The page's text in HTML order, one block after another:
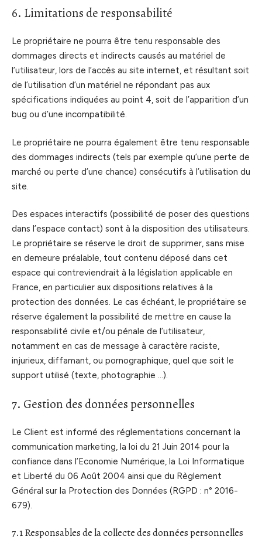
6. Limitations de responsabilité
Le propriétaire ne pourra être tenu responsable des
dommages directs et indirects causés au matériel de
l’utilisateur, lors de l’accès au site internet, et résultant soit
de l’utilisation d’un matériel ne répondant pas aux
spécifications indiquées au point 4, soit de l’apparition d’un
bug ou d’une incompatibilité.
Le propriétaire ne pourra également être tenu responsable
des dommages indirects (tels par exemple qu’une perte de
marché ou perte d’une chance) consécutifs à l’utilisation du
site.
Des espaces interactifs (possibilité de poser des questions
dans l’espace contact) sont à la disposition des utilisateurs.
Le propriétaire se réserve le droit de supprimer, sans mise
en demeure préalable, tout contenu déposé dans cet
espace qui contreviendrait à la législation applicable en
France, en particulier aux dispositions relatives à la
protection des données. Le cas échéant, le propriétaire se
réserve également la possibilité de mettre en cause la
responsabilité civile et/ou pénale de l’utilisateur,
notamment en cas de message à caractère raciste,
injurieux, diffamant, ou pornographique, quel que soit le
support utilisé (texte, photographie …).
7. Gestion des données personnelles
Le Client est informé des réglementations concernant la
communication marketing, la loi du 21 Juin 2014 pour la
confiance dans l’Economie Numérique, la Loi Informatique
et Liberté du 06 Août 2004 ainsi que du Règlement
Général sur la Protection des Données (RGPD : n° 2016-
679).
7.1 Responsables de la collecte des données personnelles